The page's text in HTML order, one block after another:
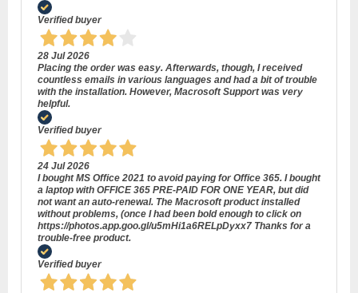
Verified buyer
28 Jul 2026
Placing the order was easy. Afterwards, though, I received
countless emails in various languages and had a bit of trouble
with the installation. However, Macrosoft Support was very
helpful.
Verified buyer
24 Jul 2026
I bought MS Office 2021 to avoid paying for Office 365. I bought
a laptop with OFFICE 365 PRE-PAID FOR ONE YEAR, but did
not want an auto-renewal. The Macrosoft product installed
without problems, (once I had been bold enough to click on
https://photos.app.goo.gl/u5mHi1a6RELpDyxx7 Thanks for a
trouble-free product.
Verified buyer